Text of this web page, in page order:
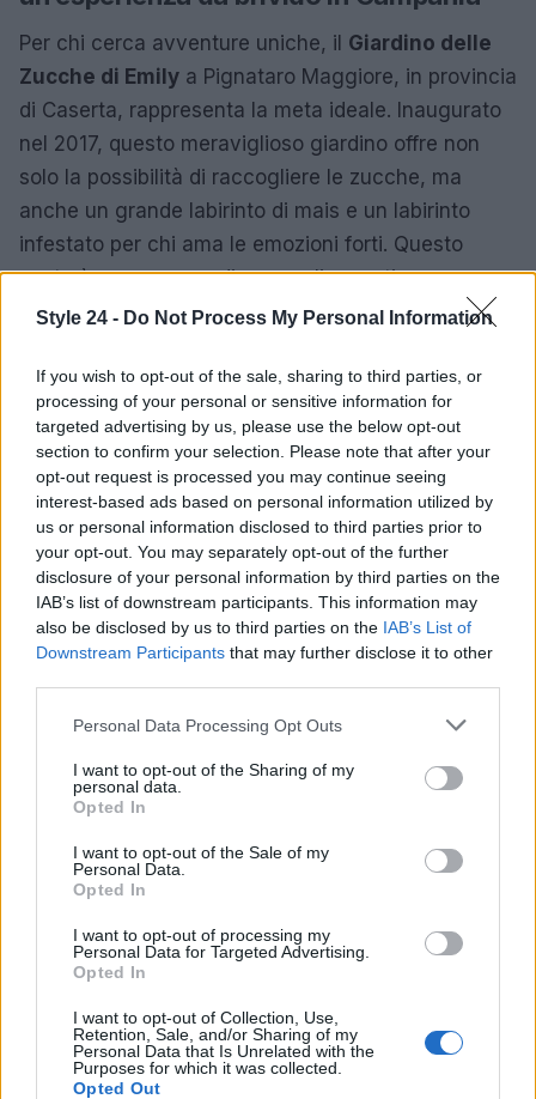
Style 24 - Do Not Process My Personal Information
If you wish to opt-out of the sale, sharing to third parties, or
processing of your personal or sensitive information for
targeted advertising by us, please use the below opt-out
section to confirm your selection. Please note that after your
opt-out request is processed you may continue seeing
interest-based ads based on personal information utilized by
us or personal information disclosed to third parties prior to
your opt-out. You may separately opt-out of the further
disclosure of your personal information by third parties on the
IAB’s list of downstream participants. This information may
also be disclosed by us to third parties on the IAB’s List of
Downstream Participants that may further disclose it to other
Please note that this website/app uses one or more Google
not limited to your visit or usage behaviour. You may click to
grant or deny consent to Google and its third-party tags to
use your data for below specified purposes in below Google
consent section.
Personal Data Processing Opt Outs
I want to opt-out of the Sharing of my
personal data.
Opted In
I want to opt-out of the Sale of my
Personal Data.
Opted In
I want to opt-out of processing my
Personal Data for Targeted Advertising.
Opted In
I want to opt-out of Collection, Use,
Retention, Sale, and/or Sharing of my
Personal Data that Is Unrelated with the
Purposes for which it was collected.
Opted Out
Per chi cerca avventure uniche, il Giardino delle
Zucche di Emily a Pignataro Maggiore, in provincia
di Caserta, rappresenta la meta ideale. Inaugurato
nel 2017, questo meraviglioso giardino offre non
solo la possibilità di raccogliere le zucche, ma
anche un grande labirinto di mais e un labirinto
infestato per chi ama le emozioni forti. Questo
posto è un vero paradiso per gli amanti
dell’autunno.
Attività per tutta la famiglia
Tra aree fotografiche decorate in stile americano e
numerose zucche da intagliare e dipingere, ogni
visita si trasforma in un’avventura memorabile. I
bambini possono divertirsi in libertà, rendendo il
giardino un luogo perfetto per le famiglie.
Di seguito, si presentano alcuni dei migliori giardini
di zucche sparsi per il paese, dove è possibile
raccogliere, intagliare e dipingere zucche, mentre
AUTORE